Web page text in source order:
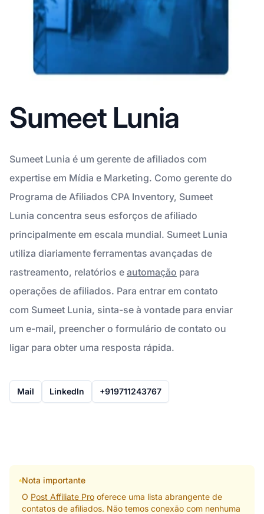
Sumeet Lunia
Sumeet Lunia é um gerente de afiliados com
expertise em Mídia e Marketing. Como gerente do
Programa de Afiliados CPA Inventory, Sumeet
Lunia concentra seus esforços de afiliado
principalmente em escala mundial. Sumeet Lunia
utiliza diariamente ferramentas avançadas de
rastreamento, relatórios e automação para
operações de afiliados. Para entrar em contato
com Sumeet Lunia, sinta-se à vontade para enviar
um e-mail, preencher o formulário de contato ou
ligar para obter uma resposta rápida.
Mail LinkedIn +919711243767
Nota importante
O Post Affiliate Prooferece uma lista abrangente de
contatos de afiliados. Não temos conexão com nenhuma